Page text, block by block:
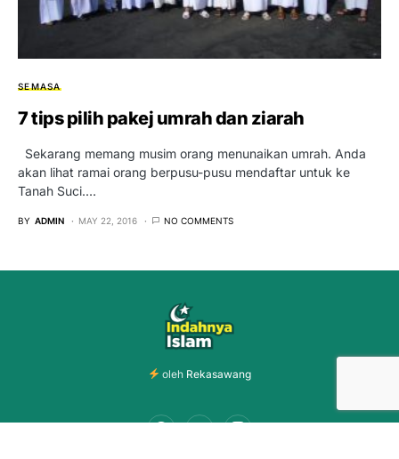
SEMASA
7 tips pilih pakej umrah dan ziarah
Sekarang memang musim orang menunaikan umrah. Anda
akan lihat ramai orang berpusu-pusu mendaftar untuk ke
Tanah Suci.…
BY ADMIN MAY 22, 2016 NO COMMENTS
oleh Rekasawang